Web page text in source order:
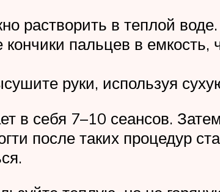
растворить в теплой
кончики пальцев в
руки, используя
в себя 7–10 сеансов.
после таких процедур